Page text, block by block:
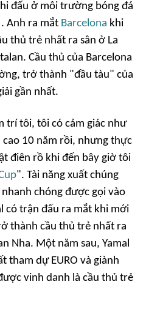
đấu ở môi trường bóng đá
Anh ra mắt Barcelona khi
thủ trẻ nhất ra sân ở La
Cầu thủ của Barcelona
trở thành "đầu tàu" của
gần nhất.
trí tôi, tôi có cảm giác như
10 năm rồi, nhưng thực
điên rồ khi đến bây giờ tôi
". Tài năng xuất chúng
chóng được gọi vào
có trận đấu ra mắt khi mới
thành cầu thủ trẻ nhất ra
Nha. Một năm sau, Yamal
tham dự EURO và giành
vinh danh là cầu thủ trẻ